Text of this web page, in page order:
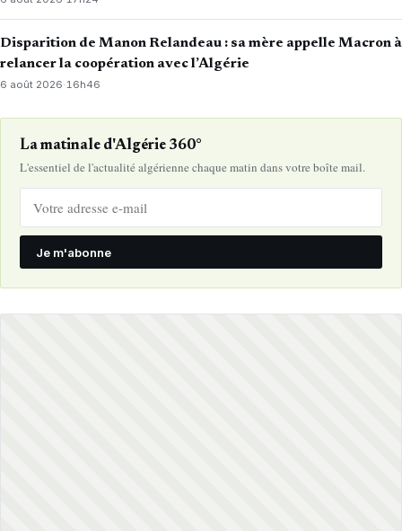
Disparition de Manon Relandeau : sa mère appelle Macron à
relancer la coopération avec l’Algérie
6 août 2026· 16h46
La matinale d'Algérie 360°
L'essentiel de l'actualité algérienne chaque matin dans votre boîte mail.
Je m'abonne